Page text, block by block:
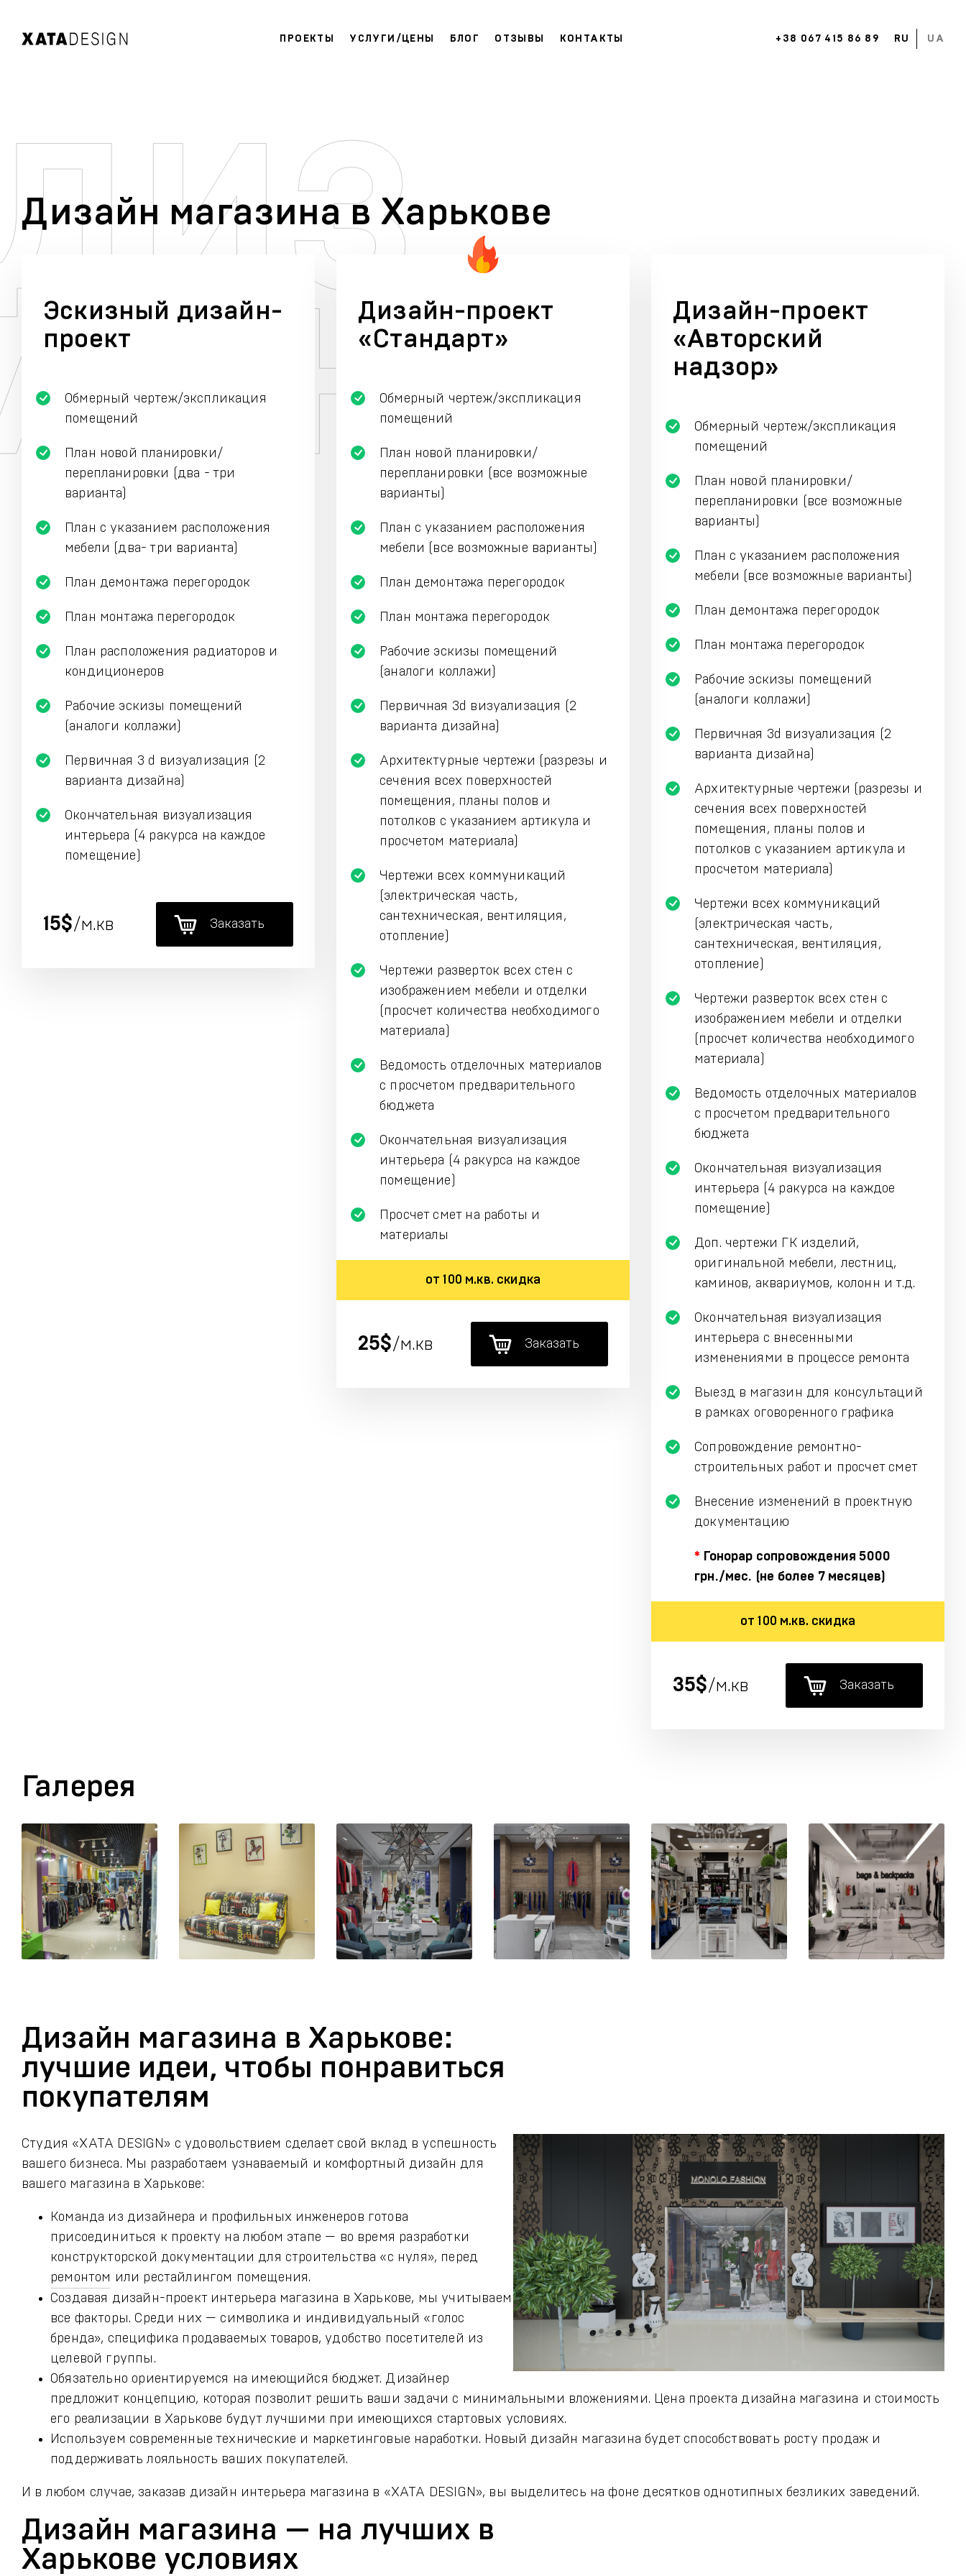
ПРОЕКТЫ УСЛУГИ/ЦЕНЫ БЛОГ ОТЗЫВЫ КОНТАКТЫ +38 067 415 86 89 RU UA
Дизайн магазина в Харькове
Эскизный дизайн-
проект
Обмерный чертеж/экспликация
помещений
План новой планировки/
перепланировки (два - три
варианта)
План с указанием расположения
мебели (два- три варианта)
План демонтажа перегородок
План монтажа перегородок
План расположения радиаторов и
кондиционеров
Рабочие эскизы помещений
(аналоги коллажи)
Первичная 3 d визуализация (2
варианта дизайна)
Окончательная визуализация
интерьера (4 ракурса на каждое
помещение)
15$/м.кв Заказать
Дизайн-проект
«Стандарт»
Обмерный чертеж/экспликация
помещений
План новой планировки/
перепланировки (все возможные
варианты)
План с указанием расположения
мебели (все возможные варианты)
План демонтажа перегородок
План монтажа перегородок
Рабочие эскизы помещений
(аналоги коллажи)
Первичная 3d визуализация (2
варианта дизайна)
Архитектурные чертежи (разрезы и
сечения всех поверхностей
помещения, планы полов и
потолков с указанием артикула и
просчетом материала)
Чертежи всех коммуникаций
(электрическая часть,
сантехническая, вентиляция,
отопление)
Чертежи разверток всех стен с
изображением мебели и отделки
(просчет количества необходимого
материала)
Ведомость отделочных материалов
с просчетом предварительного
бюджета
Окончательная визуализация
интерьера (4 ракурса на каждое
помещение)
Просчет смет на работы и
материалы
от 100 м.кв. скидка
25$/м.кв Заказать
Дизайн-проект
«Авторский
надзор»
Обмерный чертеж/экспликация
помещений
План новой планировки/
перепланировки (все возможные
варианты)
План с указанием расположения
мебели (все возможные варианты)
План демонтажа перегородок
План монтажа перегородок
Рабочие эскизы помещений
(аналоги коллажи)
Первичная 3d визуализация (2
варианта дизайна)
Архитектурные чертежи (разрезы и
сечения всех поверхностей
помещения, планы полов и
потолков с указанием артикула и
просчетом материала)
Чертежи всех коммуникаций
(электрическая часть,
сантехническая, вентиляция,
отопление)
Чертежи разверток всех стен с
изображением мебели и отделки
(просчет количества необходимого
материала)
Ведомость отделочных материалов
с просчетом предварительного
бюджета
Окончательная визуализация
интерьера (4 ракурса на каждое
помещение)
Доп. чертежи ГК изделий,
оригинальной мебели, лестниц,
каминов, аквариумов, колонн и т.д.
Окончательная визуализация
интерьера с внесенными
изменениями в процессе ремонта
Выезд в магазин для консультаций
в рамках оговоренного графика
Сопровождение ремонтно-
строительных работ и просчет смет
Внесение изменений в проектную
документацию
* Гонорар сопровождения 5000
грн./мес. (не более 7 месяцев)
от 100 м.кв. скидка
35$/м.кв Заказать
Галерея
Дизайн магазина в Харькове:
лучшие идеи, чтобы понравиться
покупателям
Студия «ХАТА DESIGN» с удовольствием сделает свой вклад в успешность
вашего бизнеса. Мы разработаем узнаваемый и комфортный дизайн для
вашего магазина в Харькове:
Команда из дизайнера и профильных инженеров готова
присоединиться к проекту на любом этапе — во время разработки
конструкторской документации для строительства «с нуля», перед
ремонтом или рестайлингом помещения.
Создавая дизайн-проект интерьера магазина в Харькове, мы учитываем
все факторы. Среди них — символика и индивидуальный «голос
бренда», специфика продаваемых товаров, удобство посетителей из
целевой группы.
Обязательно ориентируемся на имеющийся бюджет. Дизайнер
предложит концепцию, которая позволит решить ваши задачи с минимальными вложениями. Цена проекта дизайна магазина и стоимость
его реализации в Харькове будут лучшими при имеющихся стартовых условиях.
Используем современные технические и маркетинговые наработки. Новый дизайн магазина будет способствовать росту продаж и
поддерживать лояльность ваших покупателей.
И в любом случае, заказав дизайн интерьера магазина в «ХАТА DESIGN», вы выделитесь на фоне десятков однотипных безликих заведений.
Дизайн магазина — на лучших в
Харькове условиях